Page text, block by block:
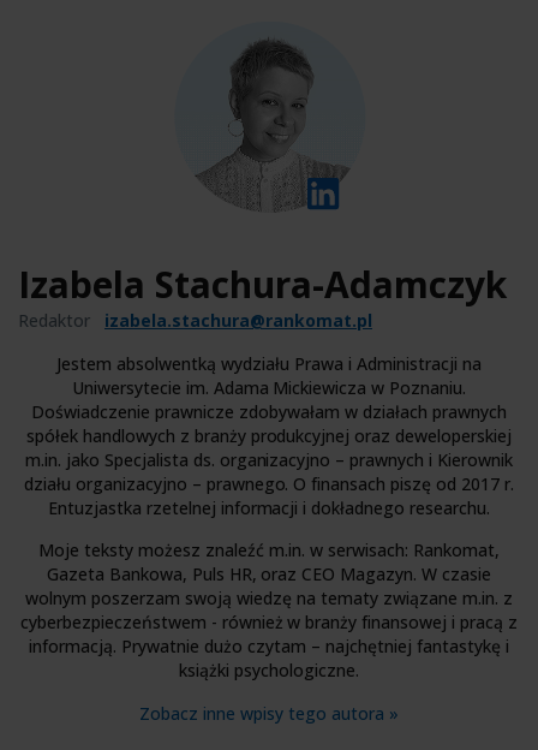
Izabela Stachura-Adamczyk
Redaktor
izabela.stachura@rankomat.pl
Jestem absolwentką wydziału Prawa i Administracji na
Uniwersytecie im. Adama Mickiewicza w Poznaniu.
Doświadczenie prawnicze zdobywałam w działach prawnych
spółek handlowych z branży produkcyjnej oraz deweloperskiej
m.in. jako Specjalista ds. organizacyjno – prawnych i Kierownik
działu organizacyjno – prawnego. O finansach piszę od 2017 r.
Entuzjastka rzetelnej informacji i dokładnego researchu.
Moje teksty możesz znaleźć m.in. w serwisach: Rankomat,
Gazeta Bankowa, Puls HR, oraz CEO Magazyn. W czasie
wolnym poszerzam swoją wiedzę na tematy związane m.in. z
cyberbezpieczeństwem - również w branży finansowej i pracą z
informacją. Prywatnie dużo czytam – najchętniej fantastykę i
książki psychologiczne.
Zobacz inne wpisy tego autora »